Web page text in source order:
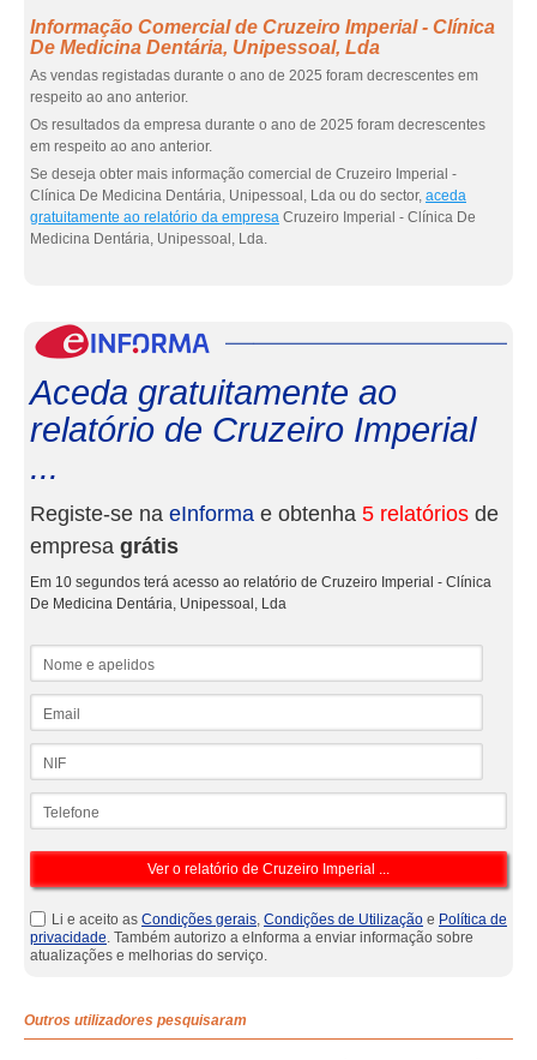
Informação Comercial de Cruzeiro Imperial - Clínica
De Medicina Dentária, Unipessoal, Lda
As vendas registadas durante o ano de 2025 foram decrescentes em
respeito ao ano anterior.
Os resultados da empresa durante o ano de 2025 foram decrescentes
em respeito ao ano anterior.
Se deseja obter mais informação comercial de Cruzeiro Imperial -
Clínica De Medicina Dentária, Unipessoal, Lda ou do sector, aceda
gratuitamente ao relatório da empresa Cruzeiro Imperial - Clínica De
Medicina Dentária, Unipessoal, Lda.
Aceda gratuitamente ao
relatório de Cruzeiro Imperial
...
Registe-se na eInforma e obtenha 5 relatórios de
empresa grátis
Em 10 segundos terá acesso ao relatório de Cruzeiro Imperial - Clínica
De Medicina Dentária, Unipessoal, Lda
Li e aceito as Condições gerais, Condições de Utilização e Política de
privacidade. Também autorizo a eInforma a enviar informação sobre
atualizações e melhorias do serviço.
Outros utilizadores pesquisaram